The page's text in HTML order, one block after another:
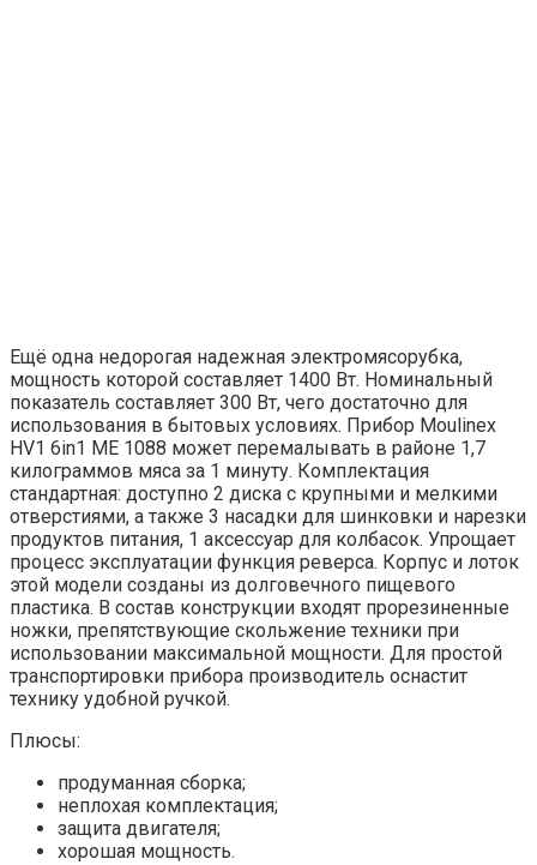
Ещё одна недорогая надежная электромясорубка,
мощность которой составляет 1400 Вт. Номинальный
показатель составляет 300 Вт, чего достаточно для
использования в бытовых условиях. Прибор Moulinex
HV1 6in1 ME 1088 может перемалывать в районе 1,7
килограммов мяса за 1 минуту. Комплектация
стандартная: доступно 2 диска с крупными и мелкими
отверстиями, а также 3 насадки для шинковки и нарезки
продуктов питания, 1 аксессуар для колбасок. Упрощает
процесс эксплуатации функция реверса. Корпус и лоток
этой модели созданы из долговечного пищевого
пластика. В состав конструкции входят прорезиненные
ножки, препятствующие скольжение техники при
использовании максимальной мощности. Для простой
транспортировки прибора производитель оснастит
технику удобной ручкой.
Плюсы:
продуманная сборка;
неплохая комплектация;
защита двигателя;
хорошая мощность.